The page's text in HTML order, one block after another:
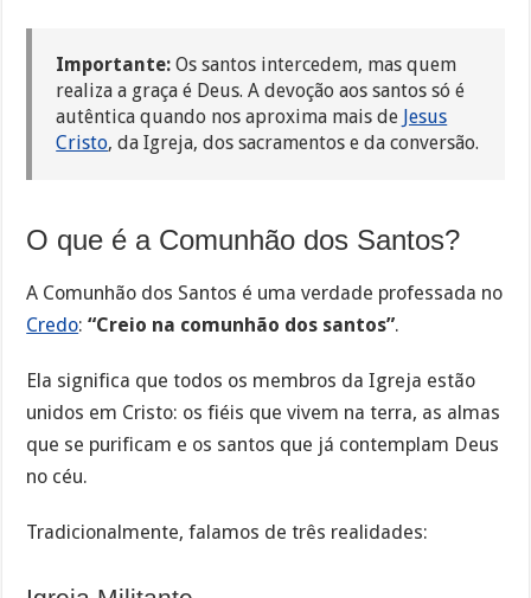
Importante: Os santos intercedem, mas quem
realiza a graça é Deus. A devoção aos santos só é
autêntica quando nos aproxima mais de Jesus
Cristo, da Igreja, dos sacramentos e da conversão.
O que é a Comunhão dos Santos?
A Comunhão dos Santos é uma verdade professada no
Credo:“Creio na comunhão dos santos”.
Ela significa que todos os membros da Igreja estão
unidos em Cristo: os fiéis que vivem na terra, as almas
que se purificam e os santos que já contemplam Deus
no céu.
Tradicionalmente, falamos de três realidades: